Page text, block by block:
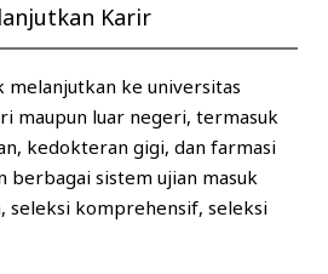
Karir
melanjutkan ke universitas
maupun luar negeri, termasuk
kedokteran gigi, dan farmasi
berbagai sistem ujian masuk
seleksi komprehensif, seleksi